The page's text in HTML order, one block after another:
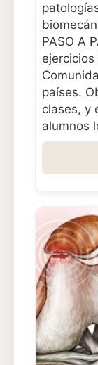
PASO A
países.
clases, y
alumnos